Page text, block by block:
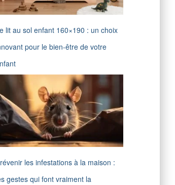
lit au sol enfant 160×190 : un choix
pour le bien-être de votre
les infestations à la maison :
gestes qui font vraiment la